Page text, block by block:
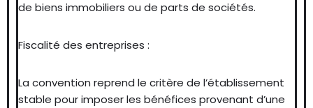
de biens immobiliers ou de parts de sociétés.
Fiscalité des entreprises :
La convention reprend le critère de l’établissement
stable pour imposer les bénéfices provenant d’une